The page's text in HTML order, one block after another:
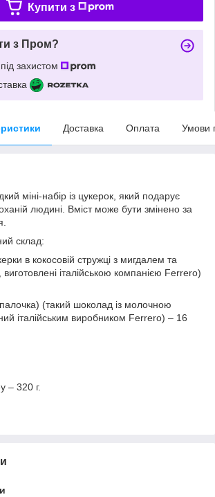
Купити з
з Пром?
захистом
Доставка Оплата Умови
міні-набір із цукерок, який подарує
людині. Вміст може бути змінено за
склад:
в кокосовій стружці з мигдалем та
італійською компанією Ferrero)
(такий шоколад із молочною
італійським виробником Ferrero) – 16
– 320 г.